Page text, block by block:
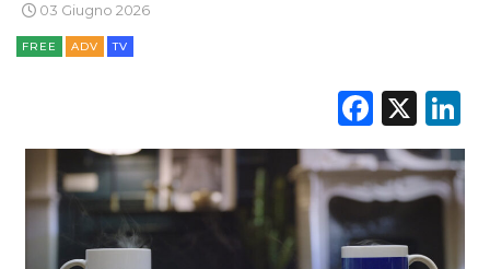
03 Giugno 2026
FREE ADV TV
X